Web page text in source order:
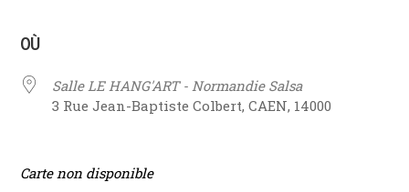
OÙ
Salle LE HANG'ART - Normandie Salsa
3 Rue Jean-Baptiste Colbert, CAEN, 14000
Carte non disponible